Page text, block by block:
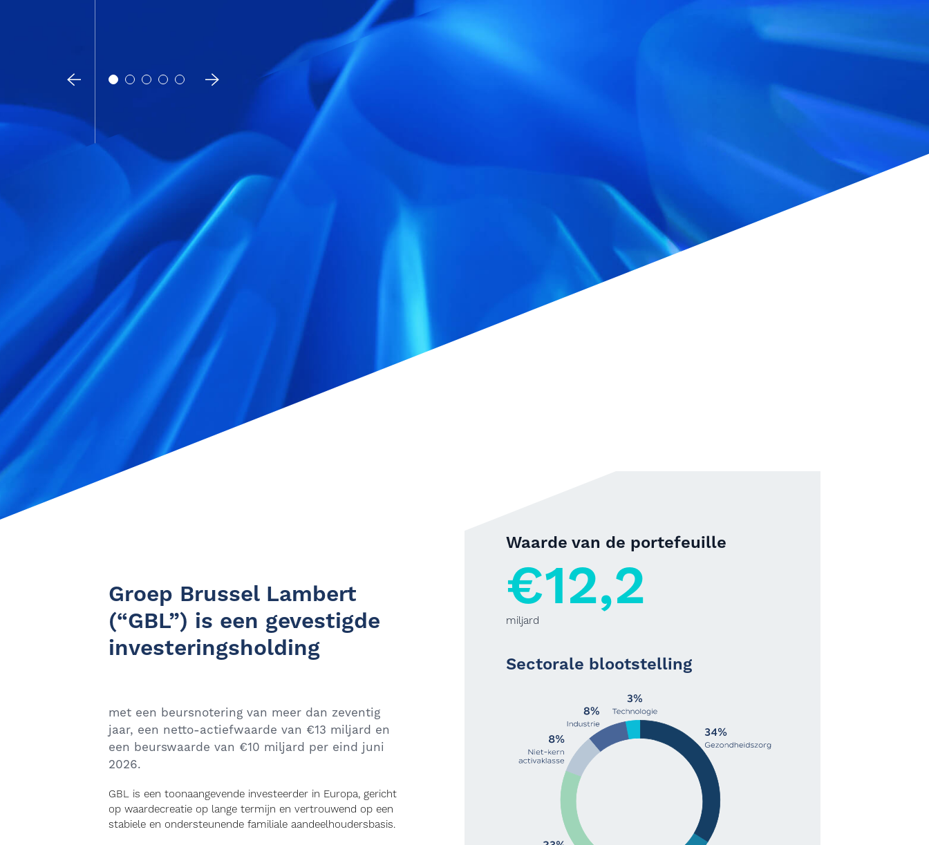
Groep Brussel Lambert
(“GBL”) is een gevestigde
investeringsholding
met een beursnotering van meer dan zeventig
jaar, een netto-actiefwaarde van €13 miljard en
een beurswaarde van €10 miljard per eind juni
2026.
GBL is een toonaangevende investeerder in Europa, gericht
op waardecreatie op lange termijn en vertrouwend op een
stabiele en ondersteunende familiale aandeelhoudersbasis.
Waarde van de portefeuille
€12,2
miljard
Sectorale blootstelling